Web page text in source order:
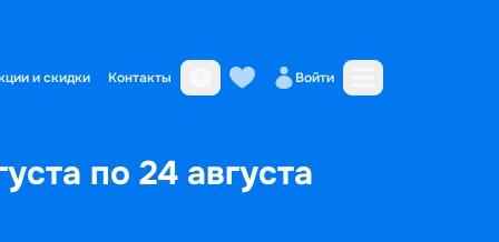
и скидки Контакты Войти
по 24 августа